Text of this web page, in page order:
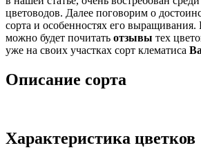
цветоводов. Далее поговорим о
сорта и особенностях его выращивания.
можно будет почитать отзывы тех
уже на своих участках сорт клематиса
Описание сорта
Характеристика цветков